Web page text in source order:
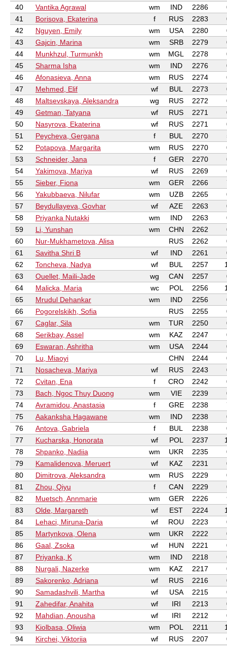
40
Vantika Agrawal wm IND 2286
41
Borisova, Ekaterina f RUS 2283
42
Nguyen, Emily wm USA 2280
43
Gajcin, Marina wm SRB 2279
44
Munkhzul, Turmunkh wm MGL 2278
45
Sharma Isha wm IND 2276
46
Afonasieva, Anna wm RUS 2274
47
Mehmed, Elif wf BUL 2273
48
Maltsevskaya, Aleksandra wg RUS 2272
49
Getman, Tatyana wf RUS 2271
50
Nasyrova, Ekaterina wf RUS 2271
51
Peycheva, Gergana f BUL 2270
52
Potapova, Margarita wm RUS 2270
53
Schneider, Jana f GER 2270
54
Yakimova, Mariya wf RUS 2269
55
Sieber, Fiona wm GER 2266
56
Yakubbaeva, Nilufar wm UZB 2265
57
Beydullayeva, Govhar wf AZE 2263
58
Priyanka Nutakki wm IND 2263
59
Li, Yunshan wm CHN 2262
60
Nur-Mukhametova, Alisa RUS 2262
61
Savitha Shri B wf IND 2261
62
Toncheva, Nadya wf BUL 2257
63
Ouellet, Maili-Jade wg CAN 2257
64
Malicka, Maria wc POL 2256
65
Mrudul Dehankar wm IND 2256
66
Pogorelskikh, Sofia RUS 2255
67
Caglar, Sila wm TUR 2250
68
Serikbay, Assel wm KAZ 2247
69
Eswaran, Ashritha wm USA 2244
70
Lu, Miaoyi CHN 2244
71
Nosacheva, Mariya wf RUS 2243
72
Cvitan, Ena f CRO 2242
73
Bach, Ngoc Thuy Duong wm VIE 2239
74
Avramidou, Anastasia f GRE 2238
75
Aakanksha Hagawane wm IND 2238
76
Antova, Gabriela f BUL 2238
77
Kucharska, Honorata wf POL 2237
78
Shpanko, Nadiia wm UKR 2235
79
Kamalidenova, Meruert wf KAZ 2231
80
Dimitrova, Aleksandra wm RUS 2229
81
Zhou, Qiyu f CAN 2229
82
Muetsch, Annmarie wm GER 2226
83
Olde, Margareth wf EST 2224
84
Lehaci, Miruna-Daria wf ROU 2223
85
Martynkova, Olena wm UKR 2222
86
Gaal, Zsoka wf HUN 2221
87
Priyanka, K wm IND 2218
88
Nurgali, Nazerke wm KAZ 2217
89
Sakorenko, Adriana wf RUS 2216
90
Samadashvili, Martha wf USA 2215
91
Zahedifar, Anahita wf IRI 2213
92
Mahdian, Anousha wf IRI 2212
93
Kiolbasa, Oliwia wm POL 2211
94
Kirchei, Viktoriia wf RUS 2207